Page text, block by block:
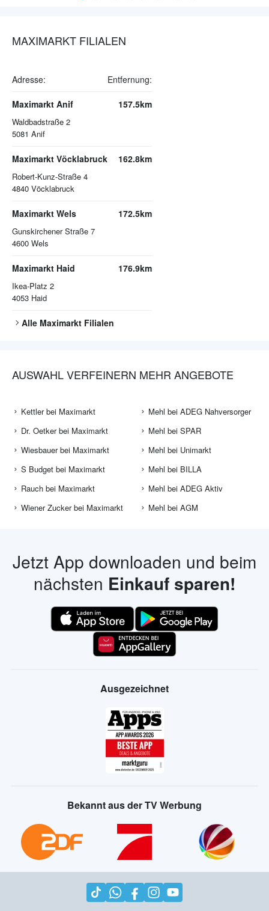
MAXIMARKT FILIALEN
Adresse: Entfernung:
Maximarkt Anif
Waldbadstraße 2
5081 Anif
157.5km
Maximarkt Vöcklabruck
Robert-Kunz-Straße 4
4840 Vöcklabruck
162.8km
Maximarkt Wels
Gunskirchener Straße 7
4600 Wels
172.5km
Maximarkt Haid
Ikea-Platz 2
4053 Haid
176.9km
Alle Maximarkt Filialen
AUSWAHL VERFEINERN
Kettler bei Maximarkt
Dr. Oetker bei Maximarkt
Wiesbauer bei Maximarkt
S Budget bei Maximarkt
Rauch bei Maximarkt
Wiener Zucker bei Maximarkt
MEHR ANGEBOTE
Mehl bei ADEG Nahversorger
Mehl bei SPAR
Mehl bei Unimarkt
Mehl bei BILLA
Mehl bei ADEG Aktiv
Mehl bei AGM
Jetzt App downloaden und beim
nächsten Einkauf sparen!
Ausgezeichnet
Bekannt aus der TV Werbung